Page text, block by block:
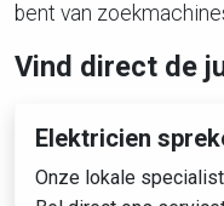
bent van
Vind direct de
Elektricien
Onze lokale